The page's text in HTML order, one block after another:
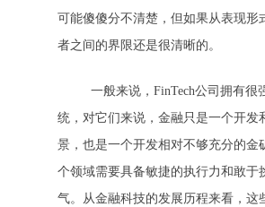
可能傻傻分不清楚，但如果从表现形
者之间的界限还是很清晰的。
一般来说，FinTech公司拥有很
统，对它们来说，金融只是一个开发
景，也是一个开发相对不够充分的金
个领域需要具备敏捷的执行力和敢于
气。从金融科技的发展历程来看，这